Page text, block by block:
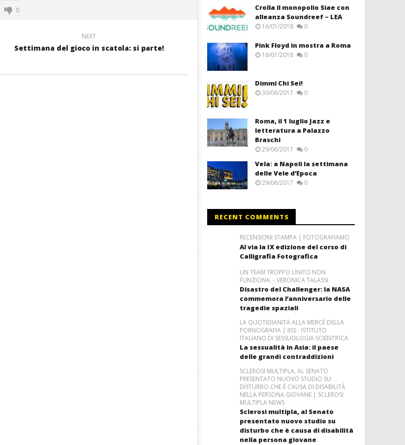
0
NEXT
Settimana del gioco in scatola: si parte!
Crolla il monopolio Siae con
alleanza Soundreef – LEA
16/01/2018 0
Pink Floyd in mostra a Roma
16/01/2018 0
Dimmi Chi Sei!
30/06/2017 0
Roma, il 1 luglio Jazz e
letteratura a Palazzo
Braschi
29/06/2017 0
Vela: a Napoli la settimana
delle Vele d’Epoca
29/06/2017 0
RECENT COMMENTS
RECENSIONI STAMPA | FOTOGRAFIAMO
Al via la IX edizione del corso di
Calligrafia Fotografica
UN TEAM TROPPO UNITO NON
FUNZIONA. - VERONICA TALASSI
Disastro del Challenger: la NASA
commemora l’anniversario delle
tragedie spaziali
LA QUOTIDIANITÀ ALLA MERCÉ DELLA
PORNOGRAFIA | IISS - ISTITUTO
ITALIANO DI SESSUOLOGIA SCIENTIFICA
La sessualità in Asia: il paese
delle grandi contraddizioni
SCLEROSI MULTIPLA, AL SENATO
PRESENTATO NUOVO STUDIO SU
DISTURBO CHE È CAUSA DI DISABILITÀ
NELLA PERSONA GIOVANE | SCLEROSI
MULTIPLA NEWS
Sclerosi multipla, al Senato
presentato nuovo studio su
disturbo che è causa di disabilità
nella persona giovane